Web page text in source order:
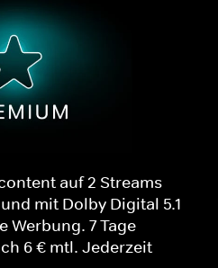
auf 2 Streams
mit Dolby Digital 5.1
Werbung. 7 Tage
6 € mtl. Jederzeit